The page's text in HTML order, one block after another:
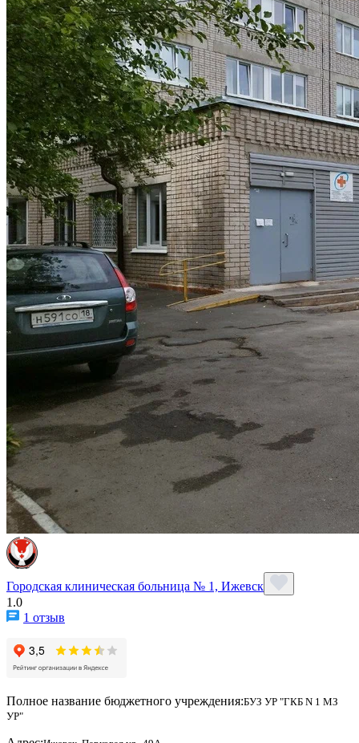
Городская клиническая больница № 1, Ижевск
1.0
1 отзыв
Полное название бюджетного учреждения:БУЗ УР "ГКБ N 1 МЗ
УР"